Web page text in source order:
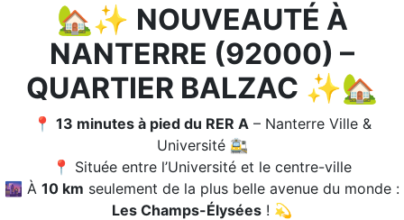
🏡✨ NOUVEAUTÉ À
NANTERRE (92000) –
QUARTIER BALZAC ✨🏡
📍 13 minutes à pied du RER A – Nanterre Ville &
Université 🚉
📍 Située entre l’Université et le centre-ville
🌆 À 10 km seulement de la plus belle avenue du monde :
Les Champs-Élysées ! 💫